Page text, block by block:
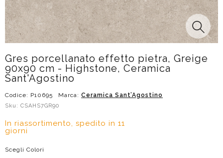
Gres porcellanato effetto pietra, Greige
90x90 cm - Highstone, Ceramica
Sant'Agostino
Codice: P10695 Marca: Ceramica Sant’Agostino
Sku: CSAHS7GR90
In riassortimento, spedito in 11
giorni
Scegli Colori